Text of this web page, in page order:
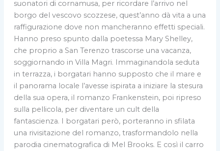
suonatori di cornamusa, per ricordare l’arrivo nel
borgo del vescovo scozzese, quest’anno dà vita a una
raffigurazione dove non mancheranno effetti speciali.
Hanno preso spunto dalla poetessa Mary Shelley,
che proprio a San Terenzo trascorse una vacanza,
soggiornando in Villa Magri. Immaginandola seduta
in terrazza, i borgatari hanno supposto che il mare e
il panorama locale l’avesse ispirata a iniziare la stesura
della sua opera, il romanzo Frankenstein, poi ripreso
sulla pellicola, per diventare un cult della
fantascienza. I borgatari però, porteranno in sfilata
una rivisitazione del romanzo, trasformandolo nella
parodia cinematografica di Mel Brooks. E così il carro